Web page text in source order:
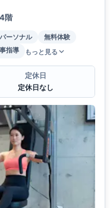
階
ーソナル
無料体験
指導 もっと見る
定休日
定休日なし